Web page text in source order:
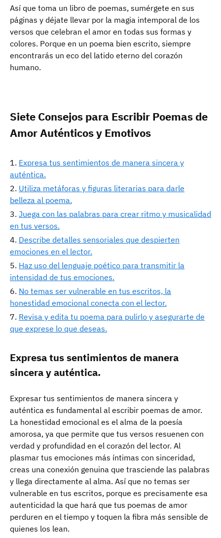
Así que toma un libro de poemas, sumérgete en sus
páginas y déjate llevar por la magia intemporal de los
versos que celebran el amor en todas sus formas y
colores. Porque en un poema bien escrito, siempre
encontrarás un eco del latido eterno del corazón
humano.
Siete Consejos para Escribir Poemas de
Amor Auténticos y Emotivos
Expresa tus sentimientos de manera sincera y
auténtica.
Utiliza metáforas y figuras literarias para darle
belleza al poema.
Juega con las palabras para crear ritmo y musicalidad
en tus versos.
Describe detalles sensoriales que despierten
emociones en el lector.
Haz uso del lenguaje poético para transmitir la
intensidad de tus emociones.
No temas ser vulnerable en tus escritos, la
honestidad emocional conecta con el lector.
Revisa y edita tu poema para pulirlo y asegurarte de
que exprese lo que deseas.
Expresa tus sentimientos de manera
sincera y auténtica.
Expresar tus sentimientos de manera sincera y
auténtica es fundamental al escribir poemas de amor.
La honestidad emocional es el alma de la poesía
amorosa, ya que permite que tus versos resuenen con
verdad y profundidad en el corazón del lector. Al
plasmar tus emociones más íntimas con sinceridad,
creas una conexión genuina que trasciende las palabras
y llega directamente al alma. Así que no temas ser
vulnerable en tus escritos, porque es precisamente esa
autenticidad la que hará que tus poemas de amor
perduren en el tiempo y toquen la fibra más sensible de
quienes los lean.